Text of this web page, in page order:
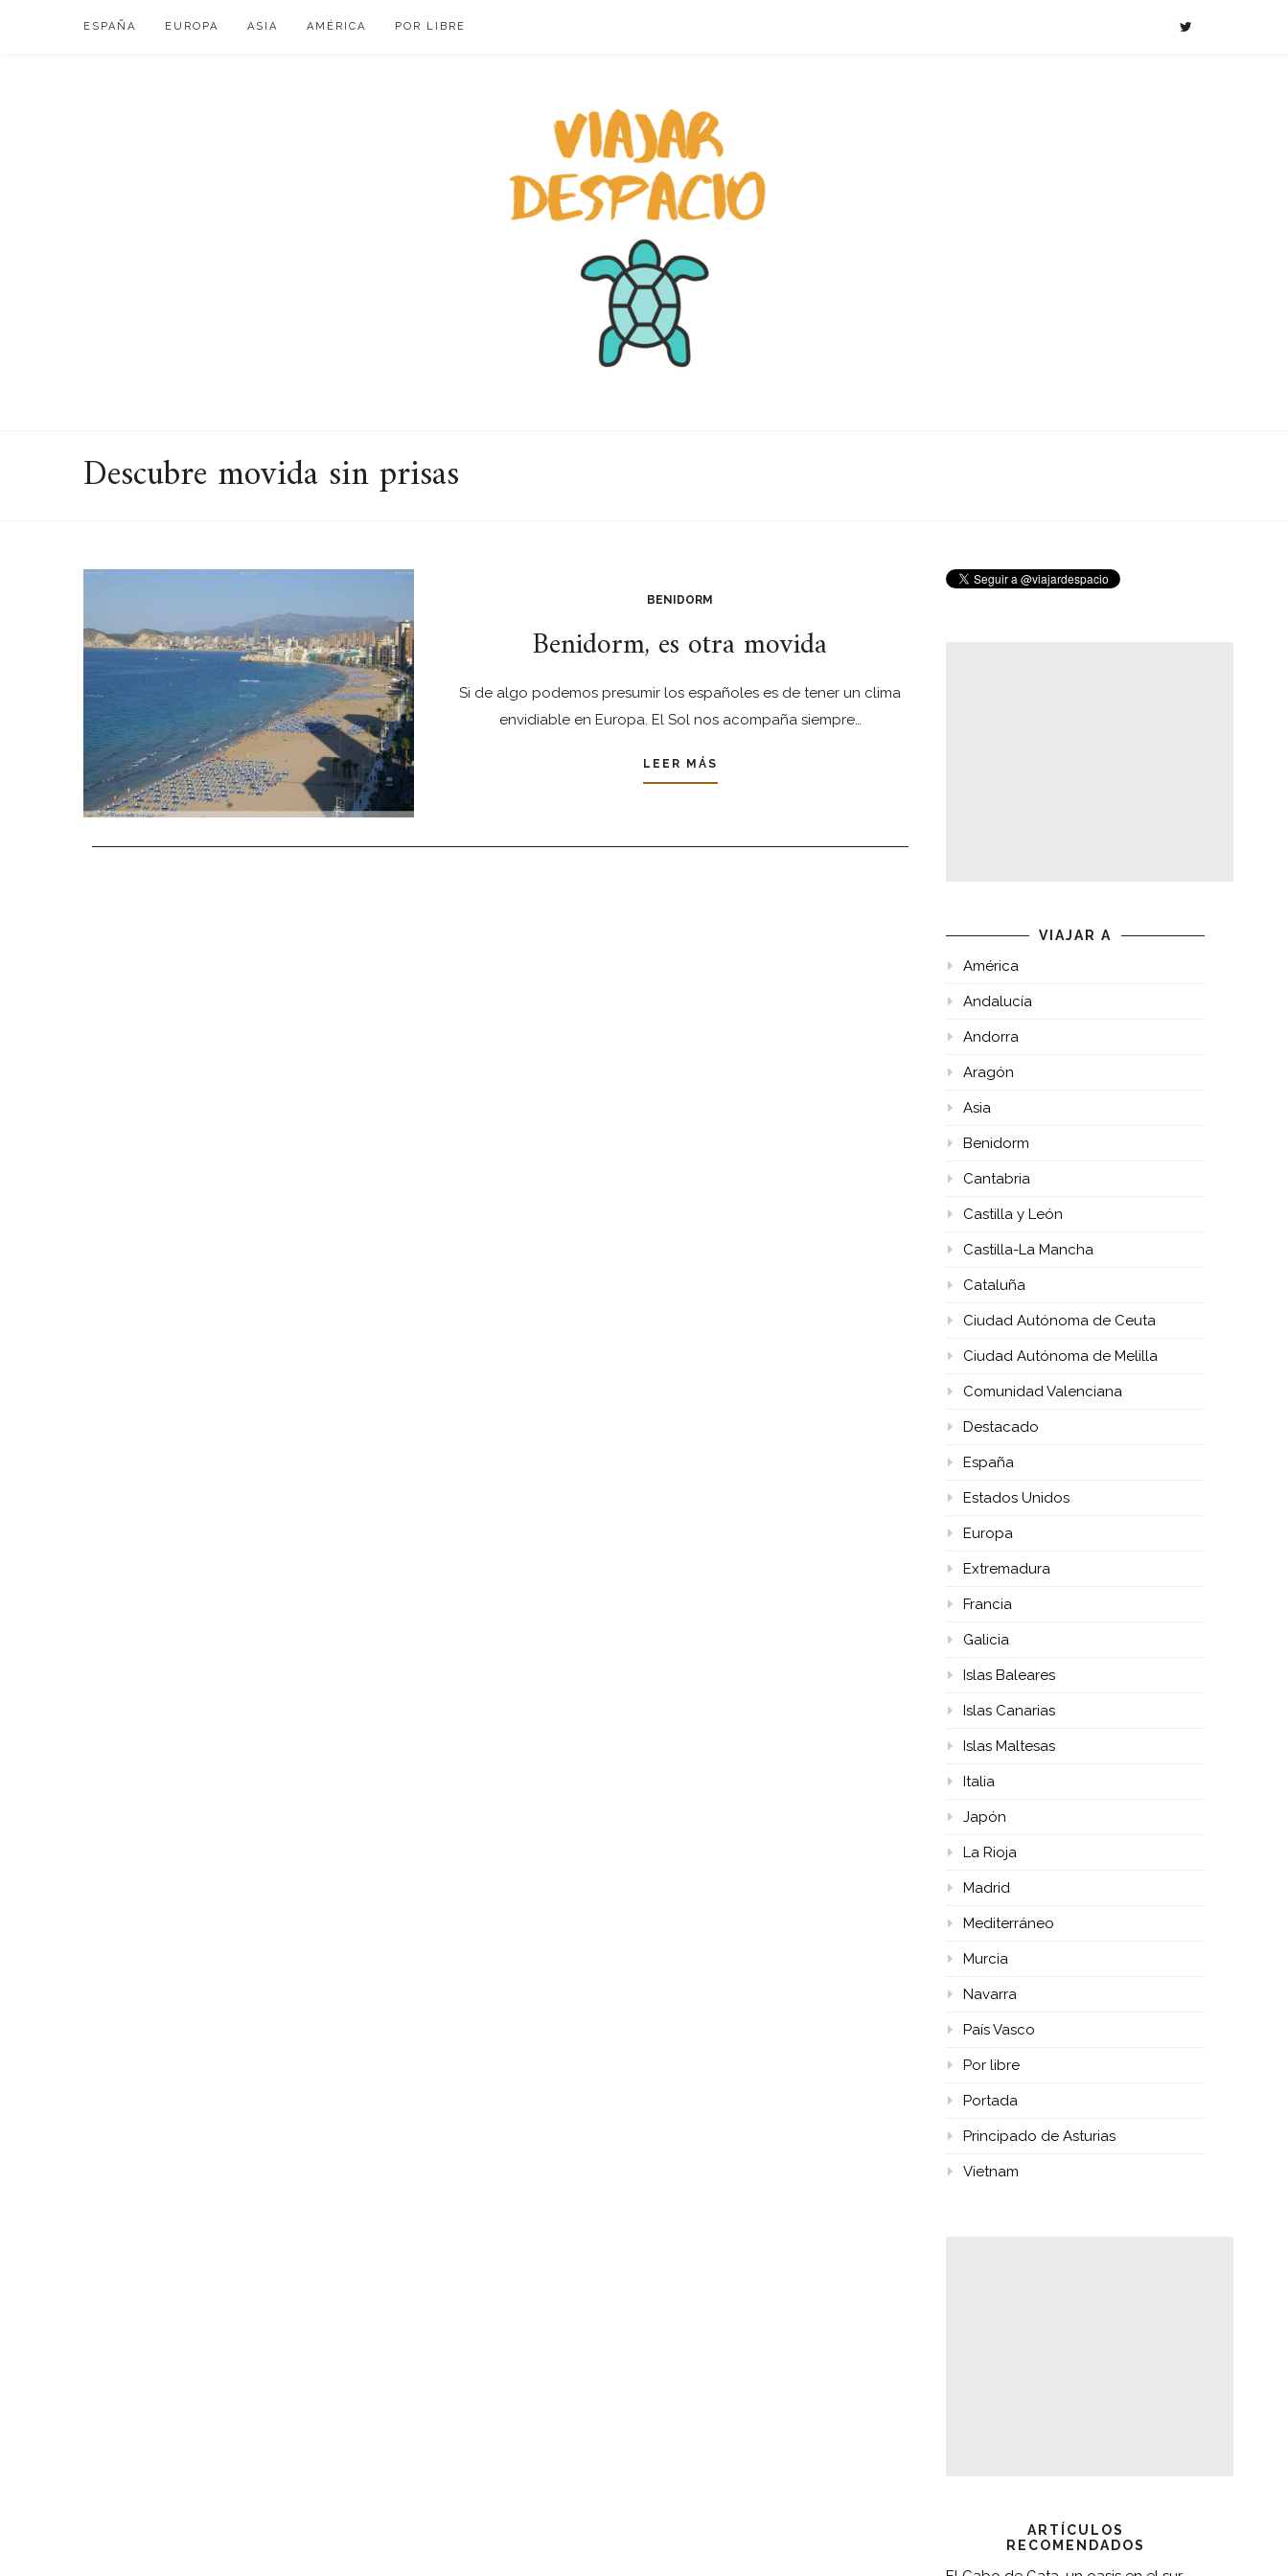
ESPAÑA EUROPA ASIA AMÉRICA POR LIBRE
Descubre movida sin prisas
BENIDORM
Benidorm, es otra movida
Si de algo podemos presumir los españoles es de tener un clima
envidiable en Europa. El Sol nos acompaña siempre…
LEER MÁS
VIAJAR A
América
Andalucía
Andorra
Aragón
Asia
Benidorm
Cantabria
Castilla y León
Castilla-La Mancha
Cataluña
Ciudad Autónoma de Ceuta
Ciudad Autónoma de Melilla
Comunidad Valenciana
Destacado
España
Estados Unidos
Europa
Extremadura
Francia
Galicia
Islas Baleares
Islas Canarias
Islas Maltesas
Italia
Japón
La Rioja
Madrid
Mediterráneo
Murcia
Navarra
País Vasco
Por libre
Portada
Principado de Asturias
Vietnam
ARTÍCULOS
RECOMENDADOS